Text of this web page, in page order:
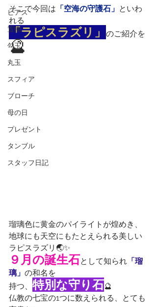
ピアス
置物
勾玉
丸玉
スフィア
ブローチ
母の日
プレゼント
タンブル
スタッフ日記
そこで今回は 「空海の守護石」 といわ
れる
「ラピスラズリ」 のご紹介を
🔮
瑠璃色に黄金のパイライトが煌めき、
地球にも天空にもたとえられる美しい
ラピスラズリ🌏✨
９月の誕生石として知られ 「瑠
璃 」 の和名を
持つ、 特別な守り石🔮
仏教の七宝の1つに数えられる、とても